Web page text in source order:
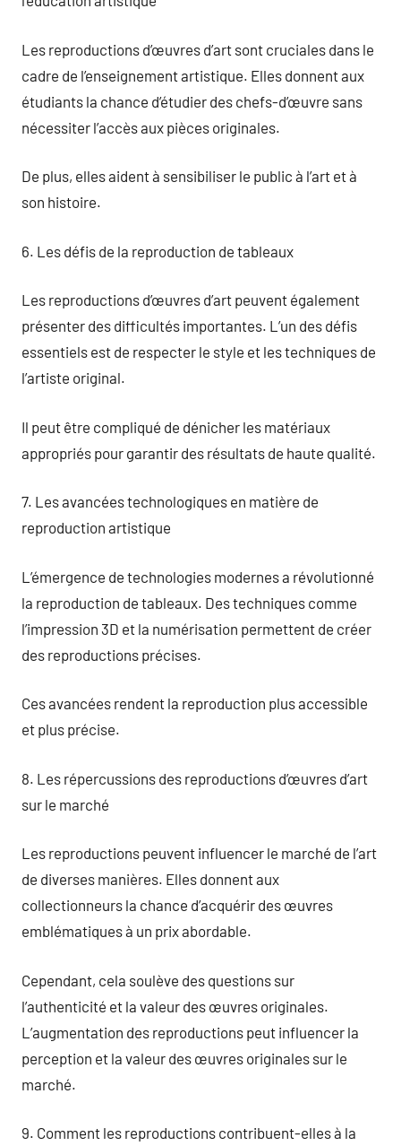
Les reproductions d’œuvres d’art sont cruciales dans le
cadre de l’enseignement artistique. Elles donnent aux
étudiants la chance d’étudier des chefs-d’œuvre sans
nécessiter l’accès aux pièces originales.
De plus, elles aident à sensibiliser le public à l’art et à
son histoire.
6. Les défis de la reproduction de tableaux
Les reproductions d’œuvres d’art peuvent également
présenter des difficultés importantes. L’un des défis
essentiels est de respecter le style et les techniques de
l’artiste original.
Il peut être compliqué de dénicher les matériaux
appropriés pour garantir des résultats de haute qualité.
7. Les avancées technologiques en matière de
reproduction artistique
L’émergence de technologies modernes a révolutionné
la reproduction de tableaux. Des techniques comme
l’impression 3D et la numérisation permettent de créer
des reproductions précises.
Ces avancées rendent la reproduction plus accessible
et plus précise.
8. Les répercussions des reproductions d’œuvres d’art
sur le marché
Les reproductions peuvent influencer le marché de l’art
de diverses manières. Elles donnent aux
collectionneurs la chance d’acquérir des œuvres
emblématiques à un prix abordable.
Cependant, cela soulève des questions sur
l’authenticité et la valeur des œuvres originales.
L’augmentation des reproductions peut influencer la
perception et la valeur des œuvres originales sur le
marché.
9. Comment les reproductions contribuent-elles à la